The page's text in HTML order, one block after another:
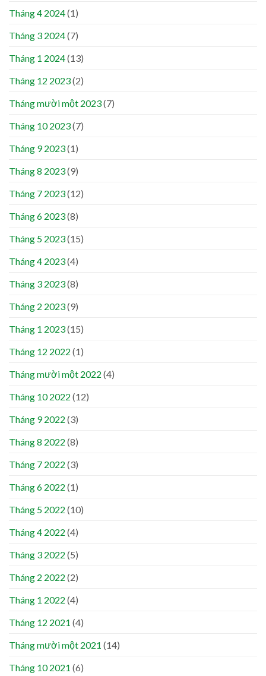
Tháng 4 2024(1)
Tháng 3 2024(7)
Tháng 1 2024(13)
Tháng 12 2023(2)
Tháng mười một 2023(7)
Tháng 10 2023(7)
Tháng 9 2023(1)
Tháng 8 2023(9)
Tháng 7 2023(12)
Tháng 6 2023(8)
Tháng 5 2023(15)
Tháng 4 2023(4)
Tháng 3 2023(8)
Tháng 2 2023(9)
Tháng 1 2023(15)
Tháng 12 2022 (1)
Tháng mười một 2022 (4)
Tháng 10 2022 (12)
Tháng 9 2022 (3)
Tháng 8 2022 (8)
Tháng 7 2022 (3)
Tháng 6 2022 (1)
Tháng 5 2022 (10)
Tháng 4 2022 (4)
Tháng 3 2022 (5)
Tháng 2 2022 (2)
Tháng 1 2022 (4)
Tháng 12 2021 (4)
Tháng mười một 2021 (14)
Tháng 10 2021 (6)